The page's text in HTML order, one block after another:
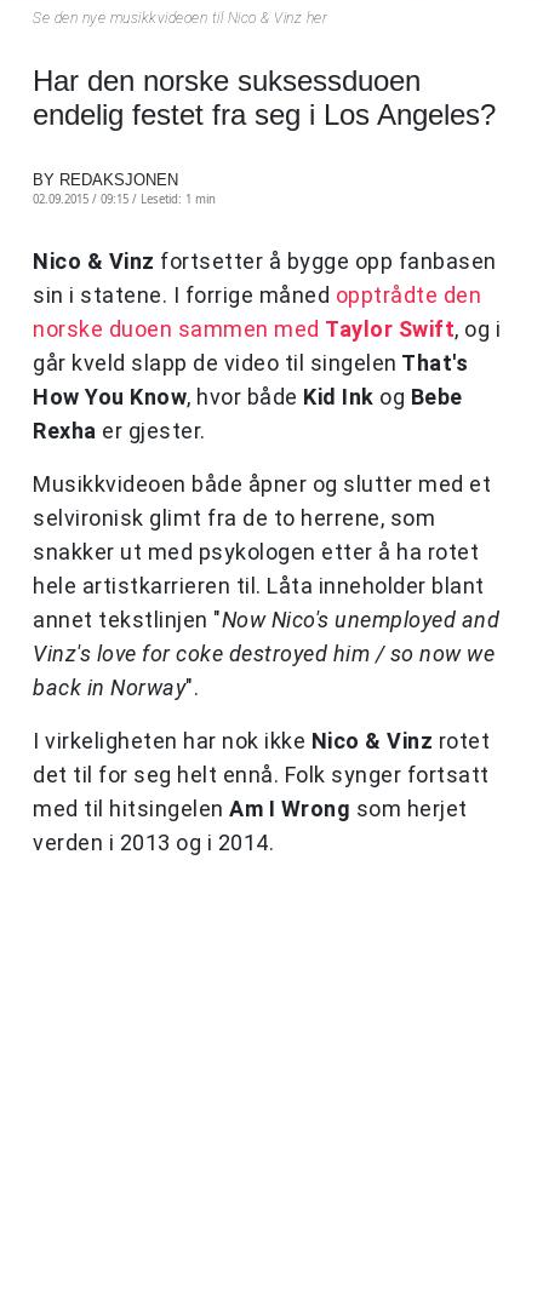
Se den nye musikkvideoen til Nico & Vinz her
Har den norske suksessduoen
endelig festet fra seg i Los Angeles?
BY REDAKSJONEN
02.09.2015 / 09:15 / Lesetid: 1 min
Nico & Vinz fortsetter å bygge opp fanbasen
sin i statene. I forrige måned opptrådte den
norske duoen sammen med Taylor Swift, og i
går kveld slapp de video til singelen That's
How You Know, hvor både Kid Ink og Bebe
Rexha er gjester.
Musikkvideoen både åpner og slutter med et
selvironisk glimt fra de to herrene, som
snakker ut med psykologen etter å ha rotet
hele artistkarrieren til. Låta inneholder blant
annet tekstlinjen "Now Nico's unemployed and
Vinz's love for coke destroyed him / so now we
back in Norway".
I virkeligheten har nok ikke Nico & Vinz rotet
det til for seg helt ennå. Folk synger fortsatt
med til hitsingelen Am I Wrong som herjet
verden i 2013 og i 2014.